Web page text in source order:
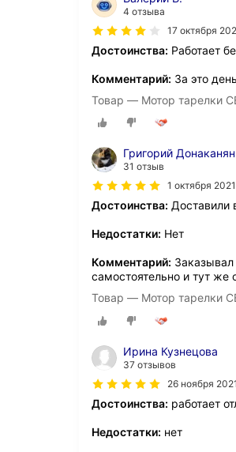
4 отзыва
17 октября
Достоинства: Работает
Комментарий: За это
Товар — Мотор тарелки
Григорий Донаканян
31 отзыв
1 октября 2021
Достоинства: Доставили
Недостатки: Нет
Комментарий:
самостоятельно и тут же
Товар — Мотор тарелки
Ирина Кузнецова
37 отзывов
26 ноября 2021
Достоинства: работает
Недостатки: нет